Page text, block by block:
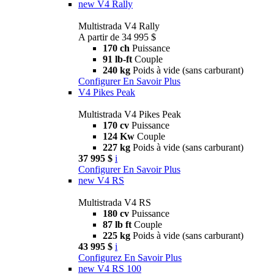
new V4 Rally
Multistrada V4 Rally
A partir de 34 995 $
170 ch Puissance
91 lb-ft Couple
240 kg Poids à vide (sans carburant)
Configurer En Savoir Plus
V4 Pikes Peak
Multistrada V4 Pikes Peak
170 cv Puissance
124 Kw Couple
227 kg Poids à vide (sans carburant)
37 995 $ i
Configurer En Savoir Plus
new V4 RS
Multistrada V4 RS
180 cv Puissance
87 lb ft Couple
225 kg Poids à vide (sans carburant)
43 995 $ i
Configurez En Savoir Plus
new V4 RS 100